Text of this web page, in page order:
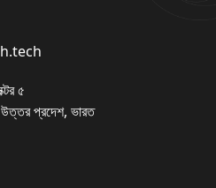
৫
উত্তর প্রদেশ, ভারত